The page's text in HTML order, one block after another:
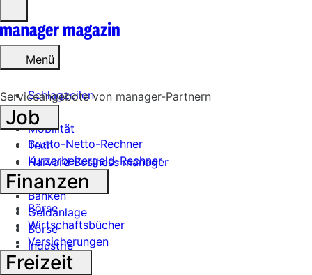
öffnen
Menü
Schlagzeilen
Mobilität
Tech
Harvard Business manager
Handel
Banken
Geldanlage
Börse
Industrie
Serviceangebote von manager-Partnern
Job
Brutto-Netto-Rechner
Kurzarbeitergeld-Rechner
Finanzen
Börse
Wirtschaftsbücher
Versicherungen
Freizeit